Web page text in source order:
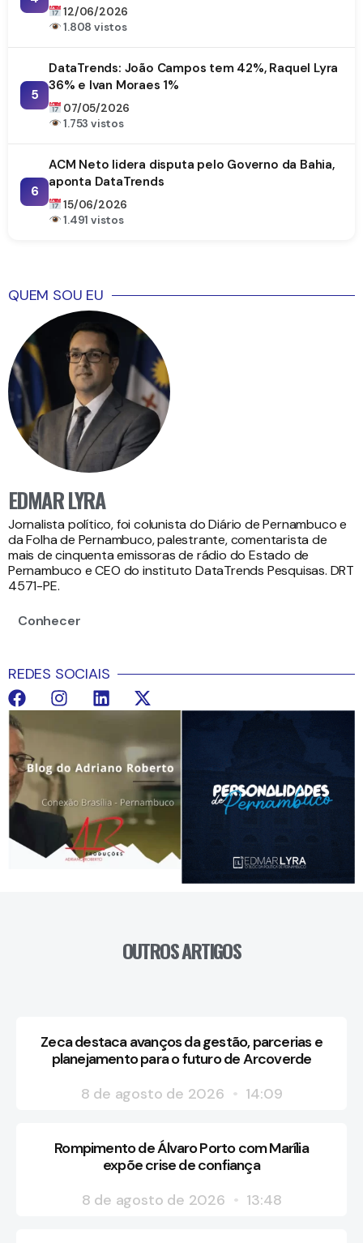
DataTrends
12/06/2026
1.808 vistos
5
DataTrends: João Campos tem 42%, Raquel Lyra
36% e Ivan Moraes 1%
07/05/2026
1.753 vistos
6
ACM Neto lidera disputa pelo Governo da Bahia,
aponta DataTrends
15/06/2026
1.491 vistos
QUEM SOU EU
EDMAR LYRA
Jornalista político, foi colunista do Diário de Pernambuco e
da Folha de Pernambuco, palestrante, comentarista de
mais de cinquenta emissoras de rádio do Estado de
Pernambuco e CEO do instituto DataTrends Pesquisas. DRT
4571-PE.
Conhecer
REDES SOCIAIS
OUTROS ARTIGOS
Zeca destaca avanços da gestão, parcerias e
planejamento para o futuro de Arcoverde
8 de agosto de 2026
14:09
Rompimento de Álvaro Porto com Marília
expõe crise de confiança
8 de agosto de 2026
13:48